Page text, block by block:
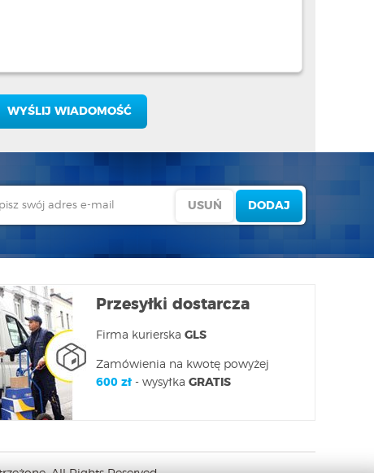
Przesyłki dostarcza
Firma kurierska GLS
Zamówienia na kwotę powyżej
600 zł- wysyłka GRATIS